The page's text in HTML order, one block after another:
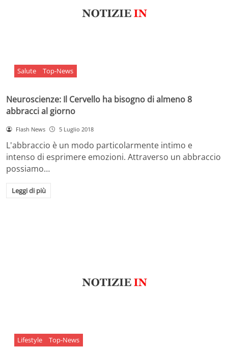
Salute Top-News
Neuroscienze: Il Cervello ha bisogno di almeno 8
abbracci al giorno
Flash News 5 Luglio 2018
L'abbraccio è un modo particolarmente intimo e
intenso di esprimere emozioni. Attraverso un abbraccio
possiamo…
Leggi di più
Lifestyle Top-News